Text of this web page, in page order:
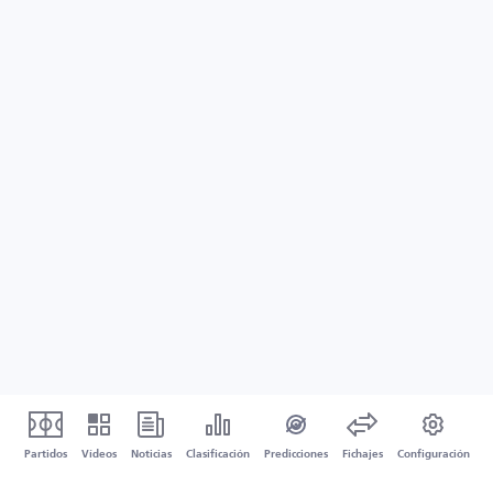
Partidos Vídeos Noticias Clasificación Predicciones Fichajes Configuración